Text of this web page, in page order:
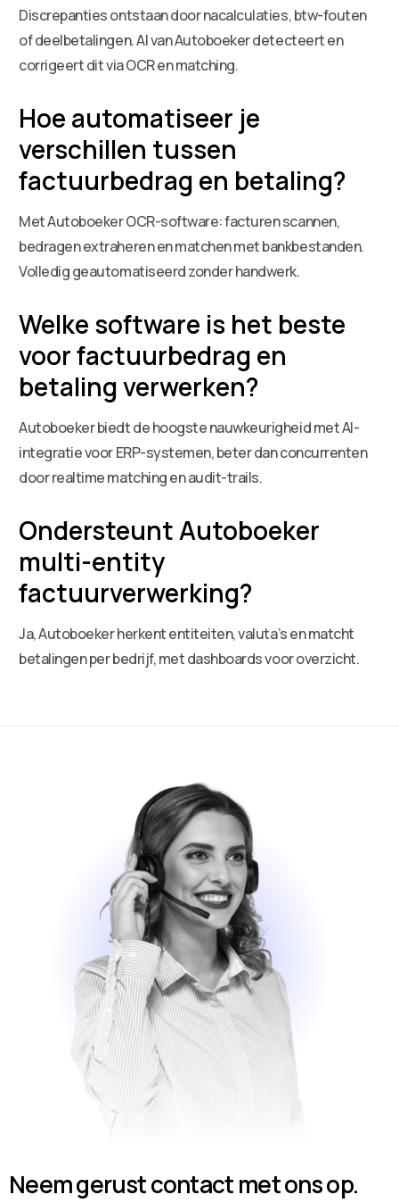
Discrepanties ontstaan door nacalculaties, btw-fouten
of deelbetalingen. AI van Autoboeker detecteert en
corrigeert dit via OCR en matching.
Hoe automatiseer je
verschillen tussen
factuurbedrag en betaling?
Met Autoboeker OCR-software: facturen scannen,
bedragen extraheren en matchen met bankbestanden.
Volledig geautomatiseerd zonder handwerk.
Welke software is het beste
voor factuurbedrag en
betaling verwerken?
Autoboeker biedt de hoogste nauwkeurigheid met AI-
integratie voor ERP-systemen, beter dan concurrenten
door realtime matching en audit-trails.
Ondersteunt Autoboeker
multi-entity
factuurverwerking?
Ja, Autoboeker herkent entiteiten, valuta’s en matcht
betalingen per bedrijf, met dashboards voor overzicht.
Neem gerust contact met ons op.